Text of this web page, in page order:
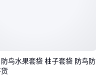
无纺布或牛皮纸材质的透
防虫需求，避免果实因湿
鸟水果套袋 柚子套袋 防鸟防